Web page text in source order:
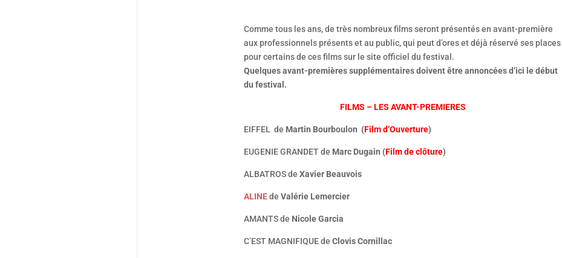
Comme tous les ans, de très nombreux films seront présentés en avant-première
aux professionnels présents et au public, qui peut d’ores et déjà réservé ses places
pour certains de ces films sur le site officiel du festival.
Quelques avant-premières supplémentaires doivent être annoncées d’ici le début
du festival.
FILMS – LES AVANT-PREMIERES
EIFFEL de Martin Bourboulon (Film d’Ouverture)
EUGENIE GRANDET de Marc Dugain (Film de clôture)
ALBATROS de Xavier Beauvois
ALINEde Valérie Lemercier
AMANTS de Nicole Garcia
C’EST MAGNIFIQUE de Clovis Cornillac